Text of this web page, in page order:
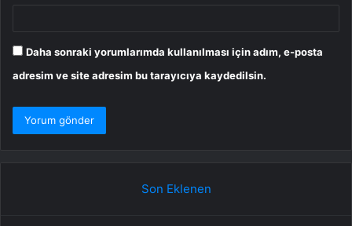
Daha sonraki yorumlarımda kullanılması için adım, e-posta
adresim ve site adresim bu tarayıcıya kaydedilsin.
Son Eklenen